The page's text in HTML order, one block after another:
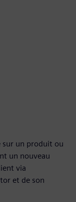
sur un produit ou
un nouveau
via
et de son